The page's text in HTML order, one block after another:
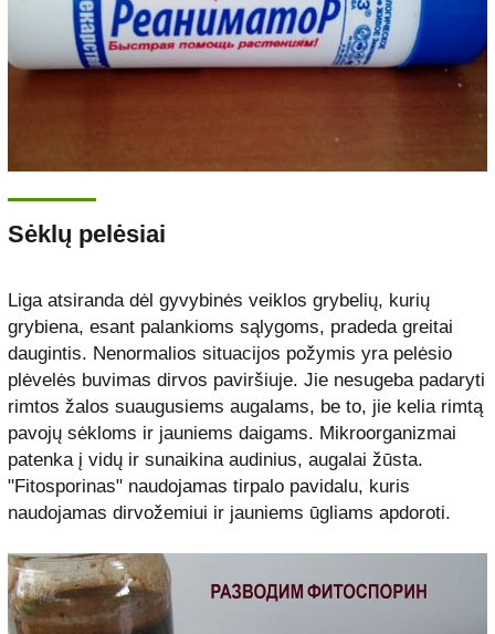
Sėklų pelėsiai
Liga atsiranda dėl gyvybinės veiklos grybelių, kurių
grybiena, esant palankioms sąlygoms, pradeda greitai
daugintis. Nenormalios situacijos požymis yra pelėsio
plėvelės buvimas dirvos paviršiuje. Jie nesugeba padaryti
rimtos žalos suaugusiems augalams, be to, jie kelia rimtą
pavojų sėkloms ir jauniems daigams. Mikroorganizmai
patenka į vidų ir sunaikina audinius, augalai žūsta.
"Fitosporinas" naudojamas tirpalo pavidalu, kuris
naudojamas dirvožemiui ir jauniems ūgliams apdoroti.